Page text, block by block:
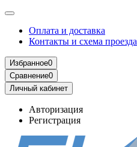
Оплата и доставка
Контакты и схема проезда
Избранное0
Сравнение0
Личный кабинет
Авторизация
Регистрация